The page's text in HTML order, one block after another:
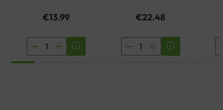
€13.99
BIOVITALIS
100%
€22.48
ALMAGEA
CURCUMIN